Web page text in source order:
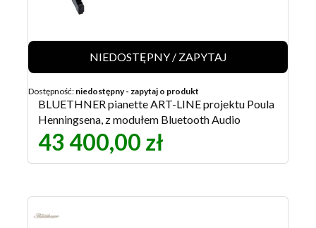
NIEDOSTĘPNY / ZAPYTAJ
Dostępność: niedostępny - zapytaj o produkt
BLUETHNER pianette ART-LINE projektu Poula
Henningsena, z modułem Bluetooth Audio
43 400,00 zł